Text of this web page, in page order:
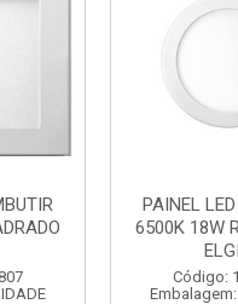
PAINEL
6500K 18W
Código: